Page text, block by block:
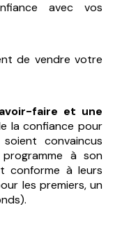
avec vos
de vendre votre
faire et une
la confiance pour
convaincus
à son
conforme à leurs
les premiers, un